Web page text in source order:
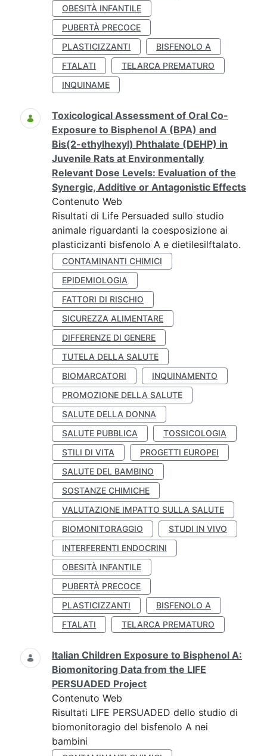
OBESITÀ INFANTILE
PUBERTÀ PRECOCE
PLASTICIZZANTI
BISFENOLO A
FTALATI
TELARCA PREMATURO
INQUINAME
Toxicological Assessment of Oral Co-
Exposure to Bisphenol A (BPA) and
Bis(2-ethylhexyl) Phthalate (DEHP) in
Juvenile Rats at Environmentally
Relevant Dose Levels: Evaluation of the
Synergic, Additive or Antagonistic Effects
Contenuto Web
Risultati di Life Persuaded sullo studio
animale riguardanti la coesposizione ai
plasticizanti bisfenolo A e dietilesilftalato.
CONTAMINANTI CHIMICI
EPIDEMIOLOGIA
FATTORI DI RISCHIO
SICUREZZA ALIMENTARE
DIFFERENZE DI GENERE
TUTELA DELLA SALUTE
BIOMARCATORI
INQUINAMENTO
PROMOZIONE DELLA SALUTE
SALUTE DELLA DONNA
SALUTE PUBBLICA
TOSSICOLOGIA
STILI DI VITA
PROGETTI EUROPEI
SALUTE DEL BAMBINO
SOSTANZE CHIMICHE
VALUTAZIONE IMPATTO SULLA SALUTE
BIOMONITORAGGIO
STUDI IN VIVO
INTERFERENTI ENDOCRINI
OBESITÀ INFANTILE
PUBERTÀ PRECOCE
PLASTICIZZANTI
BISFENOLO A
FTALATI
TELARCA PREMATURO
Italian Children Exposure to Bisphenol A:
Biomonitoring Data from the LIFE
PERSUADED Project
Contenuto Web
Risultati LIFE PERSUADED dello studio di
biomonitoragio del bisfenolo A nei
bambini